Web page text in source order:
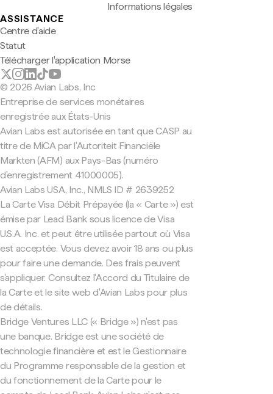
Informations légales
ASSISTANCE
Centre d'aide
Statut
Télécharger l'application Morse
© 2026 Avian Labs, Inc
Entreprise de services monétaires
enregistrée aux États-Unis
Avian Labs est autorisée en tant que CASP au
titre de MiCA par l'Autoriteit Financiële
Markten (AFM) aux Pays-Bas (numéro
d'enregistrement 41000005).
Avian Labs USA, Inc., NMLS ID # 2639252
La Carte Visa Débit Prépayée (la « Carte ») est
émise par Lead Bank sous licence de Visa
U.S.A. Inc. et peut être utilisée partout où Visa
est acceptée. Vous devez avoir 18 ans ou plus
pour faire une demande. Des frais peuvent
s'appliquer. Consultez l'Accord du Titulaire de
la Carte et le site web d'Avian Labs pour plus
de détails.
Bridge Ventures LLC (« Bridge ») n'est pas
une banque. Bridge est une société de
technologie financière et est le Gestionnaire
du Programme responsable de la gestion et
du fonctionnement de la Carte pour le